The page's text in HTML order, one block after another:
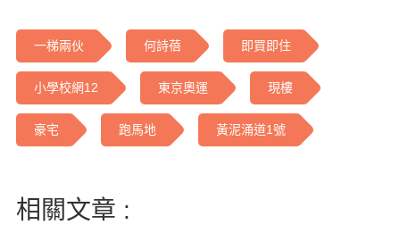
一梯兩伙 何詩蓓 即買即住
小學校網12 東京奧運 現樓
豪宅 跑馬地 黃泥涌道1號
相關文章 :